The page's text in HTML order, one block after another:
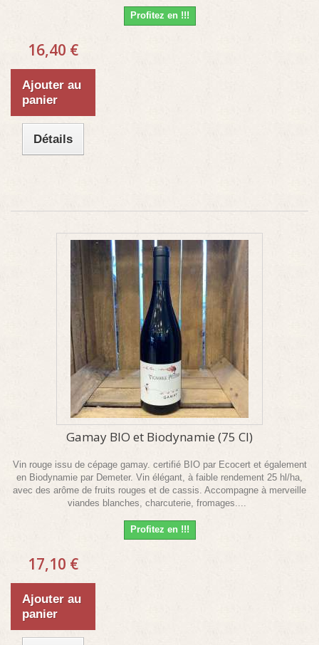
Profitez en !!!
16,40 €
Ajouter au
panier
Détails
Gamay BIO et Biodynamie (75 Cl)
Vin rouge issu de cépage gamay. certifié BIO par Ecocert et également
en Biodynamie par Demeter. Vin élégant, à faible rendement 25 hl/ha,
avec des arôme de fruits rouges et de cassis. Accompagne à merveille
viandes blanches, charcuterie, fromages....
Profitez en !!!
17,10 €
Ajouter au
panier